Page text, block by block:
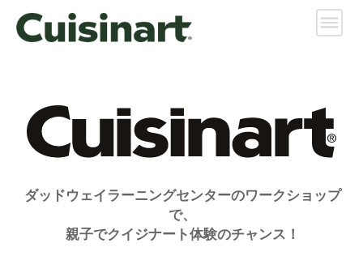
ダッドウェイラーニングセンターのワークショップ
で、
親子でクイジナート体験のチャンス！